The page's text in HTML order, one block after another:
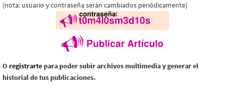
(nota: usuario y contraseña serán cambiados periódicamente)
O registrarte para poder subir archivos multimedia y generar el
historial de tus publicaciones.